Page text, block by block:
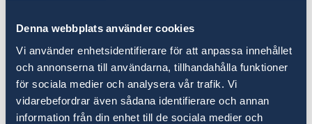
Denna webbplats använder cookies
Vi använder enhetsidentifierare för att anpassa innehållet
och annonserna till användarna, tillhandahålla funktioner
för sociala medier och analysera vår trafik. Vi
vidarebefordrar även sådana identifierare och annan
information från din enhet till de sociala medier och
Hygeia Hospital
ABC Clinic